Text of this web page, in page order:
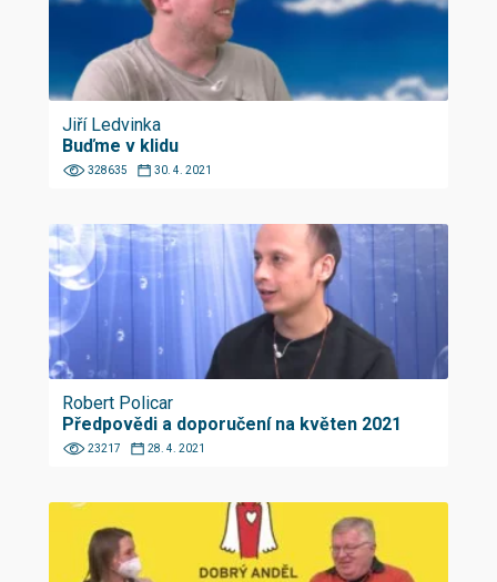
Jiří Ledvinka
Buďme v klidu
328635 30. 4. 2021
Robert Policar
Předpovědi a doporučení na květen 2021
23217 28. 4. 2021